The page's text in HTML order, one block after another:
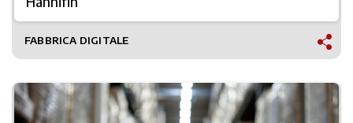
FABBRICA DIGITALE